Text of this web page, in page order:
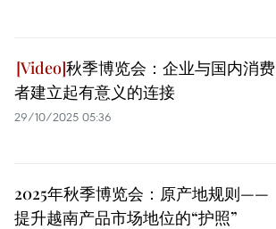
秋季博览会：企业与国内消费
者建立起有意义的连接
29/10/2025 05:36
2025年秋季博览会：原产地规则——
提升越南产品市场地位的“护照”